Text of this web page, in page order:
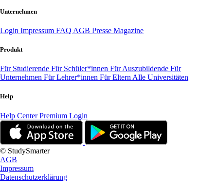
Unternehmen
Login Impressum FAQ AGB Presse Magazine
Produkt
Für Studierende Für Schüler*innen Für Auszubildende Für
Unternehmen Für Lehrer*innen Für Eltern Alle Universitäten
Help
Help CenterPremium Login
© StudySmarter
AGB
Impressum
Datenschutzerklärung